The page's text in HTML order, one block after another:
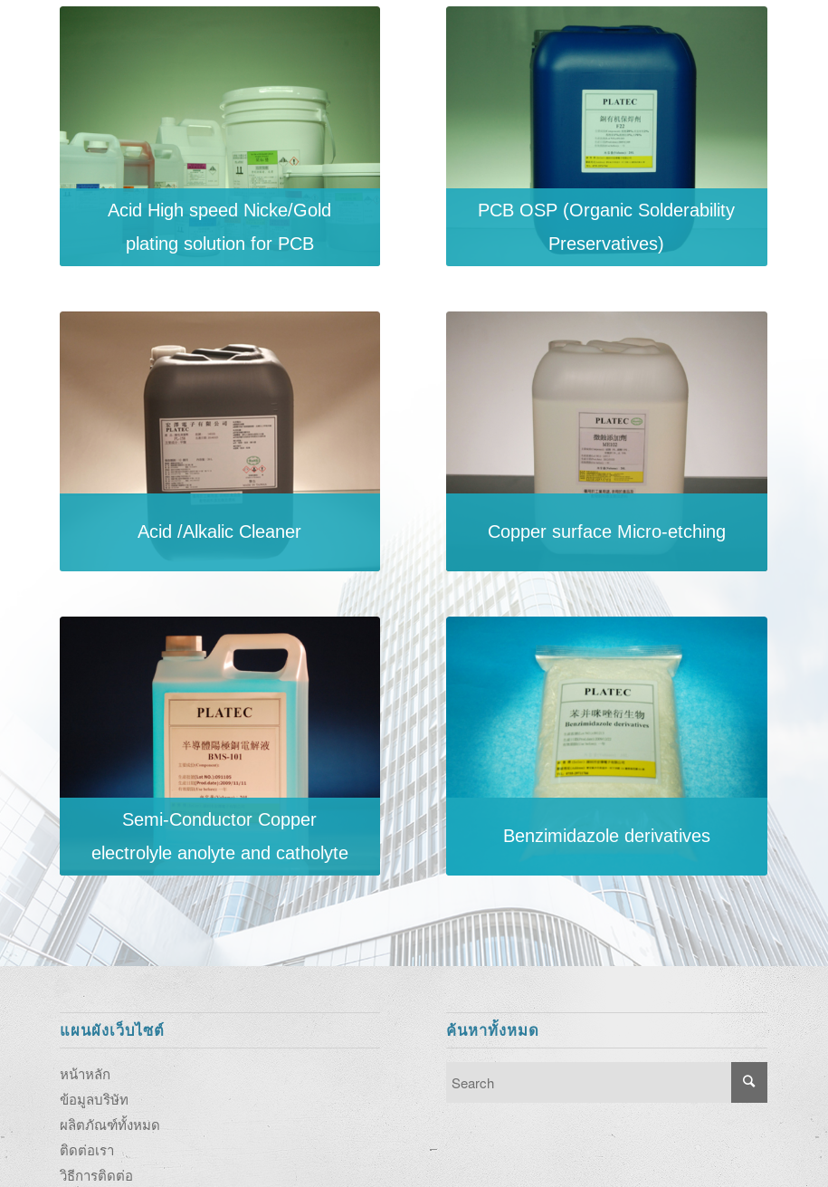
Acid High speed Nicke/Gold
plating solution for PCB
PCB OSP (Organic Solderability
Preservatives)
Acid /Alkalic Cleaner Copper surface Micro-etching
Semi-Conductor Copper
electrolyle anolyte and catholyte
Benzimidazole derivatives
แผนผังเว็บไซต์
หน้าหลัก
ข้อมูลบริษัท
ผลิตภัณฑ์ทั้งหมด
ติดต่อเรา
วิธีการติดต่อ
ค้นหาทั้งหมด